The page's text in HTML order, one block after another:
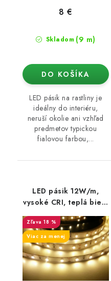
Skladom (9 m)
8 €
DO KOŠÍKA
LED pásik na rastliny je
ideálny do interiéru,
neruší okolie ani vzhľad
predmetov typickou
fialovou farbou,...
LED pásik 12W/m,
vysoké CRI, teplá biela
3200K
18 %
Viac za menej